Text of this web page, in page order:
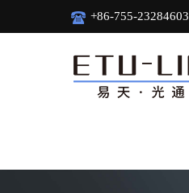
+86-755-23284603